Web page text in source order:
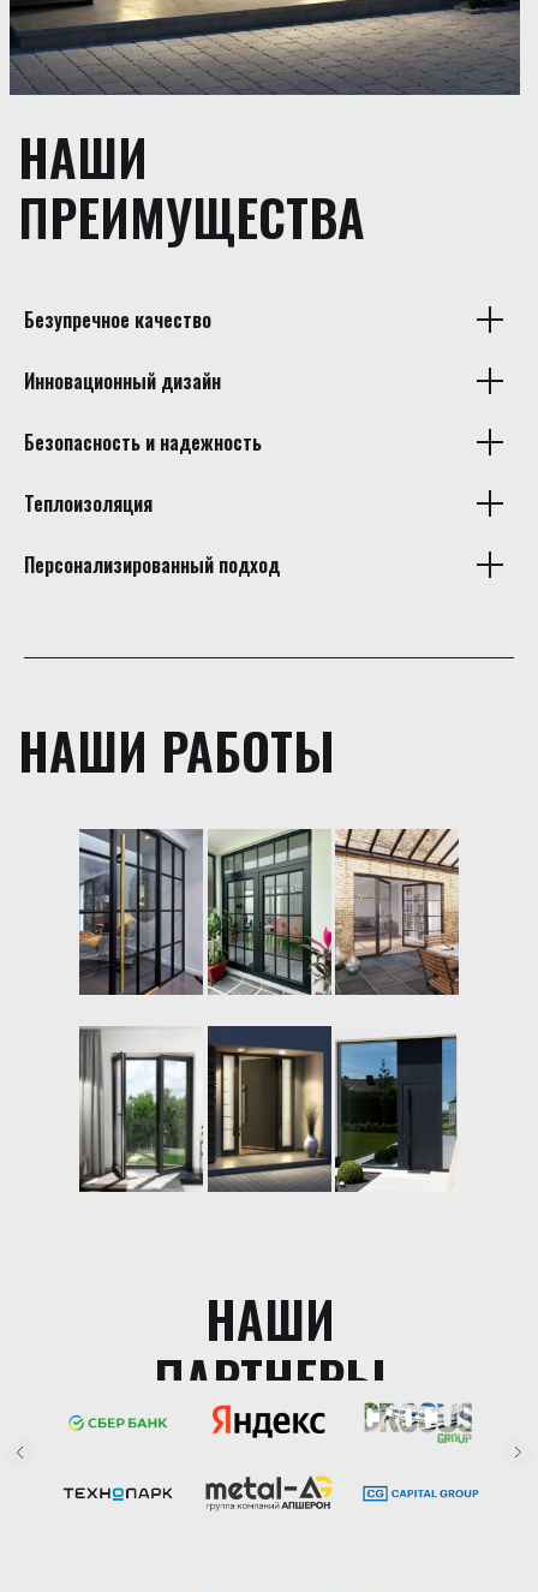
НАШИ
ПРЕИМУЩЕСТВА
Безупречное качество
Инновационный дизайн
Безопасность и надежность
Теплоизоляция
Персонализированный подход
НАШИ РАБОТЫ
НАШИ
ПАРТНЕРЫ